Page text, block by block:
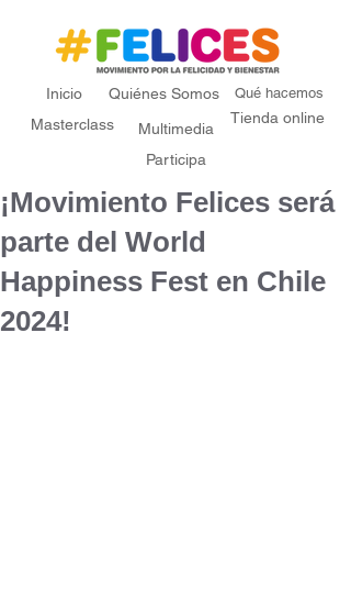
Inicio Quiénes Somos Qué hacemos
Masterclass Multimedia
Tienda online
Participa
¡Movimiento Felices será
parte del World
Happiness Fest en Chile
2024!